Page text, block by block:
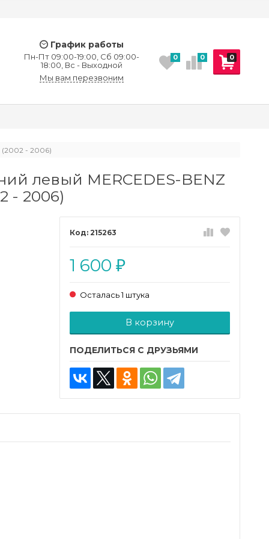
График работы
Пн-Пт 09:00-19:00, Сб 09:00-
18:00, Вс - Выходной
Мы вам перезвоним
0
0 0
(2002 - 2006)
левый MERCEDES-BENZ
- 2006)
215263
1 600 ₽
Осталась 1 штука
Добавляется...
В корзину
Добавлен
ПОДЕЛИТЬСЯ С ДРУЗЬЯМИ